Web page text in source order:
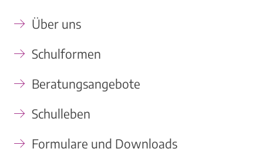
Über uns
Schulformen
Beratungsangebote
Schulleben
Formulare und Downloads